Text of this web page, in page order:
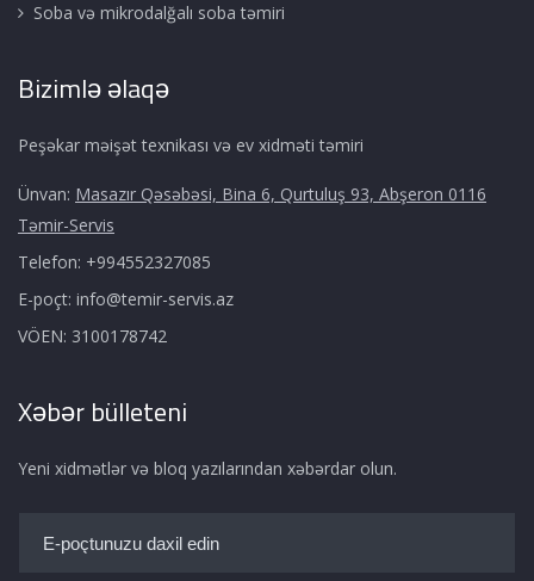
Soba və mikrodalğalı soba təmiri
Bizimlə əlaqə
Peşəkar məişət texnikası və ev xidməti təmiri
Ünvan: Masazır Qəsəbəsi, Bina 6, Qurtuluş 93, Abşeron 0116
Təmir-Servis
Telefon: +994552327085
E-poçt: info@temir-servis.az
VÖEN: 3100178742
Xəbər bülleteni
Yeni xidmətlər və bloq yazılarından xəbərdar olun.